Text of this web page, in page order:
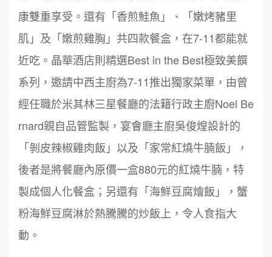
康雙重享受。還有「香煎鮭魚」、「嫩烤豬里
肌」及「嫩煎雞胸」共四款餐盒，在7-11都能就
近吃。晶華酒店則精選Best in the Best極致美饌
系列，邀請中西主廚為7-11推出獨家菜單，由曾
經任職於米其林三星餐廳的法籍行政主廚Noel Be
rnard親自品管監製，宴會廳主廚吳俊煌設計的
「剝皮辣椒雞肉飯」以及「家常紅燒牛腩飯」，
後者是將餐廳內原價一盒880元的紅燒牛腩，特
製成個人化餐盒；另還有「海鮮豆腐燴飯」，蟹
粉海鮮豆腐淋於熱騰騰的炒飯上，令人食指大
動。